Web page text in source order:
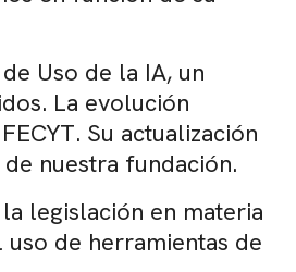
Uso de la IA, un
La evolución
Su actualización
nuestra fundación.
legislación en materia
de herramientas de